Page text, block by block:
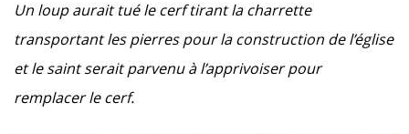
Un loup aurait tué le cerf tirant la charrette
transportant les pierres pour la construction de l’église
et le saint serait parvenu à l’apprivoiser pour
remplacer le cerf.